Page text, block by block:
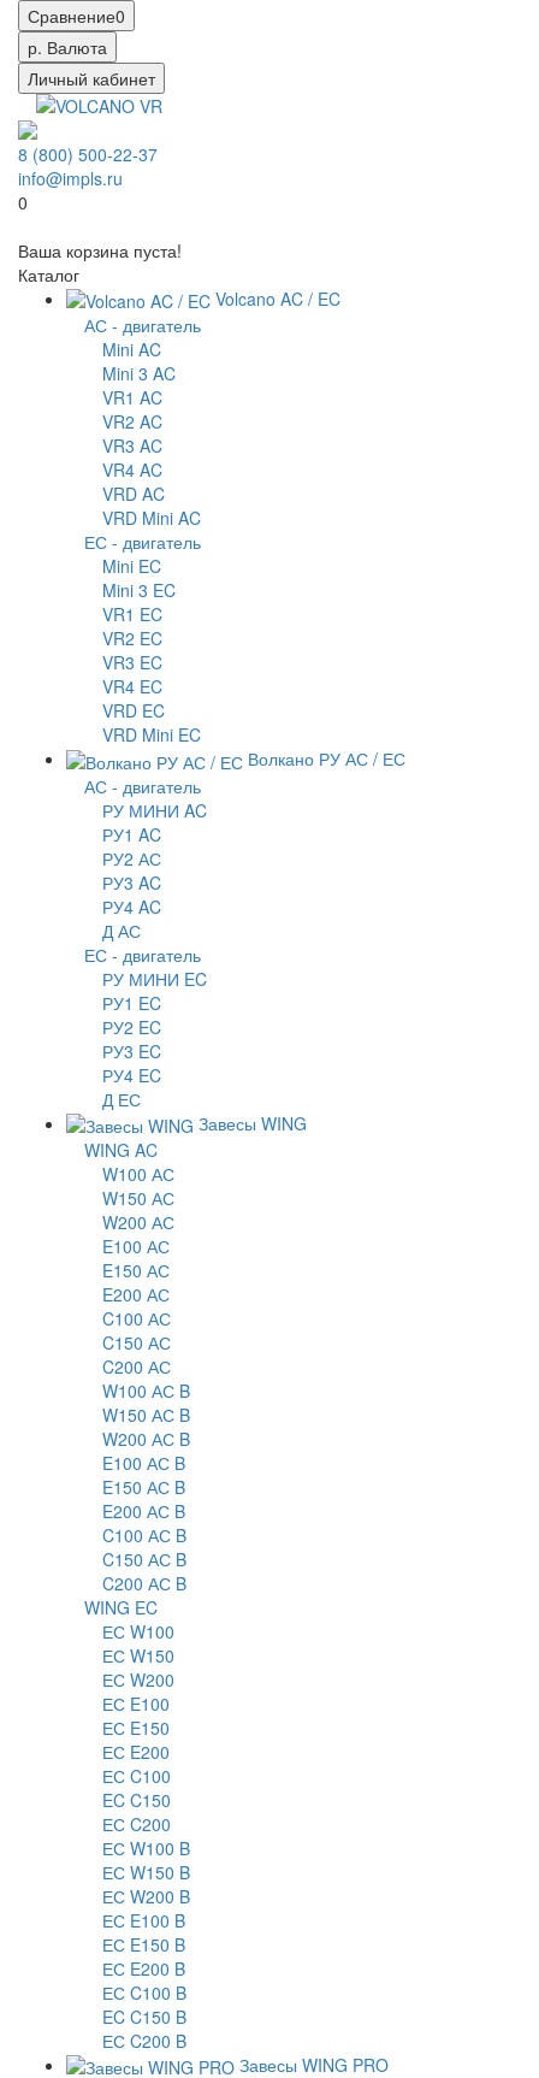
Сравнение0
р. Валюта
Личный кабинет
8 (800) 500-22-37
info@impls.ru
0
Ваша корзина пуста!
Каталог
Volcano AC / EC
АС - двигатель
Mini AC
Mini 3 AC
VR1 AC
VR2 AC
VR3 AC
VR4 AC
VRD AC
VRD Mini AC
ЕС - двигатель
Mini EC
Mini 3 EC
VR1 EC
VR2 EC
VR3 EC
VR4 EC
VRD EC
VRD Mini EC
Волкано РУ АС / ЕС
АС - двигатель
РУ МИНИ AC
РУ1 AC
РУ2 АС
РУ3 AC
РУ4 AC
Д АС
ЕС - двигатель
РУ МИНИ EC
РУ1 EC
РУ2 EC
РУ3 EC
РУ4 EC
Д ЕС
Завесы WING
WING AC
W100 АС
W150 АС
W200 АС
E100 АС
E150 АС
E200 АС
C100 АС
C150 АС
C200 АС
W100 АС B
W150 АС B
W200 АС B
E100 АС B
E150 АС B
E200 АС B
C100 АС B
C150 АС B
C200 АС B
WING EC
ЕС W100
ЕС W150
ЕС W200
ЕС E100
ЕС E150
ЕС E200
ЕС C100
EC C150
ЕС C200
ЕС W100 B
ЕС W150 B
ЕС W200 B
ЕС E100 B
ЕС E150 B
ЕС E200 B
ЕС C100 B
EC C150 B
ЕС C200 B
Завесы WING PRO